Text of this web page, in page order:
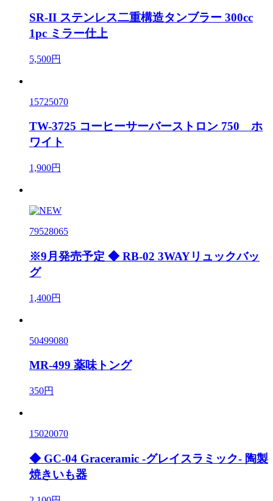
SR-II ステンレス二重構造タンブラー 300cc
1pc ミラー仕上
5,500円
15725070
TW-3725 コーヒーサーバーストロン 750 ホ
ワイト
1,900円
79528065
※9月発売予定 ◆ RB-02 3WAYリュックバッ
グ
1,400円
50499080
MR-499 薬味トング
350円
15020070
◆ GC-04 Graceramic -グレイスラミック- 陶製
焼きいも器